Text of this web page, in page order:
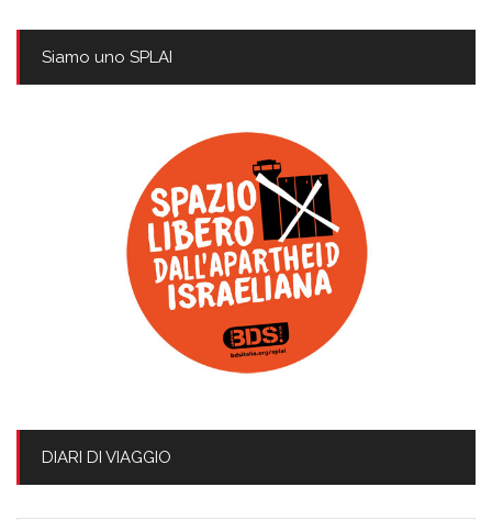
Siamo uno SPLAI
DIARI DI VIAGGIO